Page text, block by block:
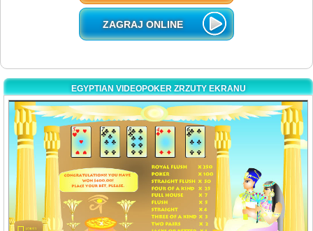
ZAGRAJ ONLINE
EGYPTIAN VIDEOPOKER ZRZUTY EKRANU